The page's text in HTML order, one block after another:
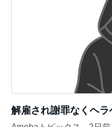
解雇され謝罪なくヘラ